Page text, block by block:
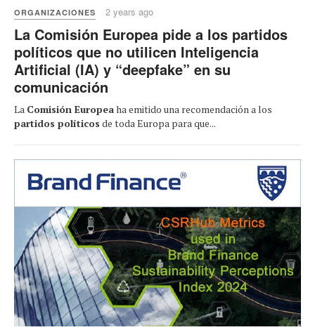
ORGANIZACIONES 2 years ago
La Comisión Europea pide a los partidos
políticos que no utilicen Inteligencia
Artificial (IA) y “deepfake” en su
comunicación
La Comisión Europeaha emitido una recomendación a los
partidos políticos de toda Europa para que...